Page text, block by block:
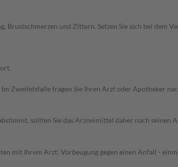
und Zittern. Setzen Sie sich bei dem
Zweifelsfalle fragen Sie Ihren Arzt oder Apotheker
sollten Sie das Arzneimittel daher nach seinen
mit Ihrem Arzt: Vorbeugung gegen einen Anfall -